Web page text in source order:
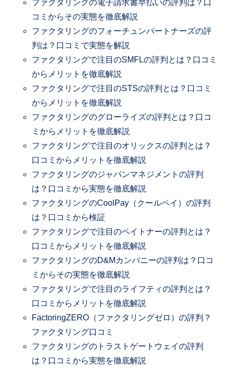
ファクタリングの電子請求書早払いの評判は？口
コミからその実態を徹底解説
ファクタリングのフォーチュンパートナーズの評
判は？口コミで実態を解説
ファクタリングで注目のSMFLの評判とは？口コミ
からメリットを徹底解説
ファクタリングで注目のSTSの評判とは？口コミ
からメリットを徹底解説
ファクタリングのグローライズの評判とは？口コ
ミからメリットを徹底解説
ファクタリングで注目のオリックスの評判とは？
口コミからメリットを徹底解説
ファクタリングのジャパンマネジメントの評判
は？口コミから実態を徹底解説
ファクタリングのCoolPay（クールペイ）の評判
は？口コミから検証
ファクタリングで注目のペイトナーの評判とは？
口コミからメリットを徹底解説
ファクタリングのD&Mカンパニーの評判は？口コ
ミからその実態を徹底解説
ファクタリングで注目のライフティの評判とは？
口コミからメリットを徹底解説
FactoringZERO（ファクタリングゼロ）の評判？
ファクタリング口コミ
ファクタリングのトラストゲートウェイの評判
は？口コミから実態を徹底解説